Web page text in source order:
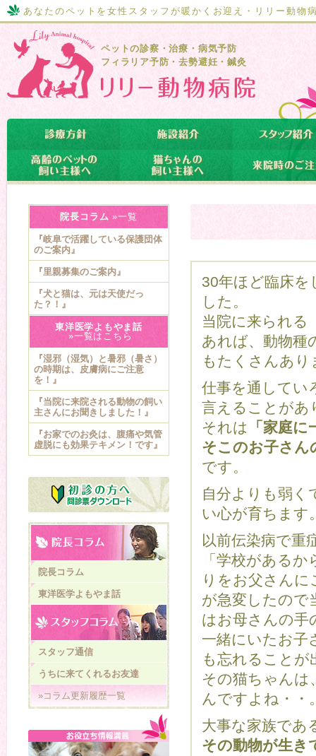
あなたのペットを女性スタッフが暖かくお迎え・リリー動物
ペットの診察・治療・病気予防
フィラリア予防・去勢避妊・鍼灸
30年ほど臨床
した。
当院に来られる
あれば、動物種
もたくさんあり
仕事を通してい
言えることがあ
それは
「家庭
そこのお子さん
です。
自分よりも弱く
い心が育ちます
以前伝染病で重
「学校がある
りをお父さん
が急変したので
はお母さんの手
一緒にいたお子
も忘れることが
その猫ちゃんは
んですよね・・
大事な家族であ
その動物が生き
院長コラム »一覧
『岐阜で活躍している保護団体
のご案内』
『里親募集のご案内』
『犬と猫は、元は天使だっ
た？！』
東洋医学よもやま話
»一覧はこちら
『湿邪（湿気）と暑邪（暑さ）
の時期は、皮膚病にご注意
を！』
『当院に来院される動物の飼い
主さんにお聞きしました！』
『お家でのお灸は、腹痛や気管
虚脱にも効果テキメン！です』
院長コラム
東洋医学よもやま話
スタッフ通信
うちに来てくれるお友達
»コラム更新履歴一覧